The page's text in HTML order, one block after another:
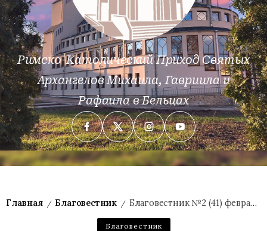
Римско-Католический Приход Святых
Архангелов Михаила, Гавриила и
Рафаила в Бельцах
Главная / Благовестник / Благовестник №2 (41) февраль 2025
Благовестник